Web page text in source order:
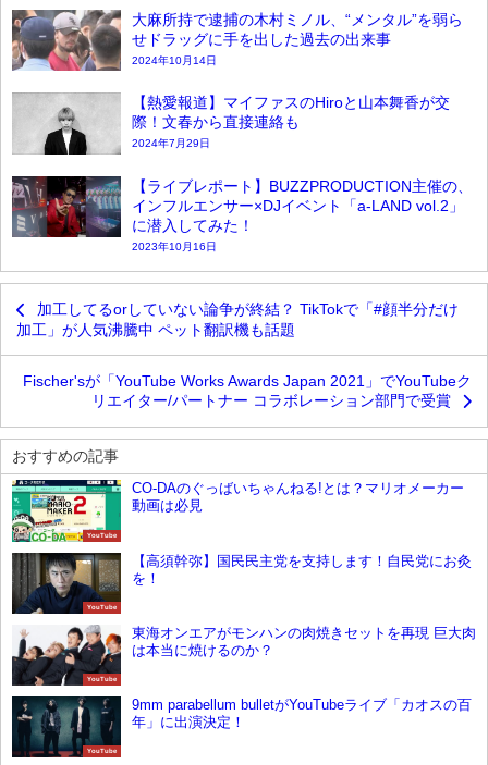
大麻所持で逮捕の木村ミノル、“メンタル”を弱ら
せドラッグに手を出した過去の出来事
2024年10月14日
【熱愛報道】マイファスのHiroと山本舞香が交
際！文春から直接連絡も
2024年7月29日
【ライブレポート】BUZZPRODUCTION主催の、
インフルエンサー×DJイベント「a-LAND vol.2」
に潜入してみた！
2023年10月16日
加工してるorしていない論争が終結？ TikTokで「#顔半分だけ
加工」が人気沸騰中 ペット翻訳機も話題
Fischer'sが「YouTube Works Awards Japan 2021」でYouTubeク
リエイター/パートナー コラボレーション部門で受賞
おすすめの記事
YouTube
CO-DAのぐっばいちゃんねる!とは？マリオメーカー
動画は必見
YouTube
【高須幹弥】国民民主党を支持します！自民党にお灸
を！
YouTube
東海オンエアがモンハンの肉焼きセットを再現 巨大肉
は本当に焼けるのか？
YouTube
9mm parabellum bulletがYouTubeライブ「カオスの百
年」に出演決定！